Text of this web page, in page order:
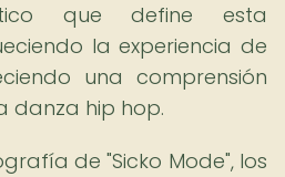
que define esta
la experiencia de
una comprensión
danza hip hop.
de "Sicko Mode", los